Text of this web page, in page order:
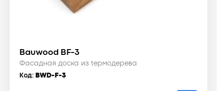
Bauwood BF-3
Фасадная доска из термодерева
Код: BWD-F-3